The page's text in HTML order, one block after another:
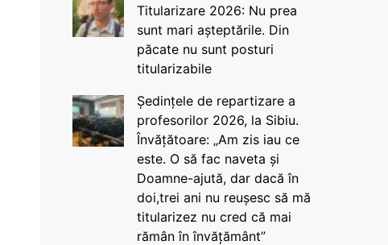
Titularizare 2026: Nu prea
sunt mari așteptările. Din
păcate nu sunt posturi
titularizabile
Ședințele de repartizare a
profesorilor 2026, la Sibiu.
Învățătoare: „Am zis iau ce
este. O să fac naveta și
Doamne-ajută, dar dacă în
doi,trei ani nu reușesc să mă
titularizez nu cred că mai
rămân în învățământ”